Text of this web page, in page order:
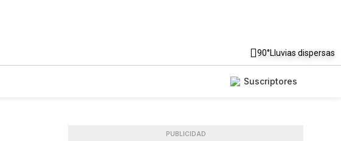
90°Lluvias dispersas
Suscriptores
PUBLICIDAD